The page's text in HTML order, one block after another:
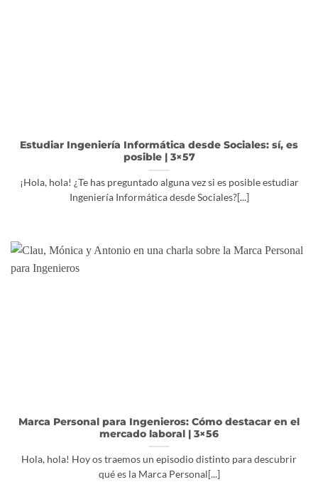
Estudiar Ingeniería Informática desde Sociales: sí, es
posible | 3×57
¡Hola, hola! ¿Te has preguntado alguna vez si es posible estudiar
Ingeniería Informática desde Sociales?[...]
Marca Personal para Ingenieros: Cómo destacar en el
mercado laboral | 3×56
Hola, hola! Hoy os traemos un episodio distinto para descubrir
qué es la Marca Personal[...]